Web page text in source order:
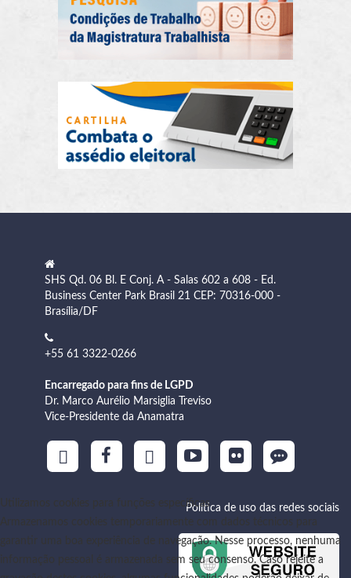
SHS Qd. 06 Bl. E Conj. A - Salas 602 a 608 - Ed.
Business Center Park Brasil 21 CEP: 70316-000 -
Brasília/DF
+55 61 3322-0266
Encarregado para fins de LGPD
Dr. Marco Aurélio Marsiglia Treviso
Vice-Presidente da Anamatra
Política de uso das redes sociais
Utilizamos cookies para funções específicas
Armazenamos cookies temporariamente com dados técnicos para
garantir uma boa experiência de navegação. Nesse processo, nenhuma
informação pessoal é armazenada sem seu consenso. Caso rejeite a